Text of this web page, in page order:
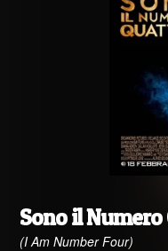
Sono il
(I Am Number Four)